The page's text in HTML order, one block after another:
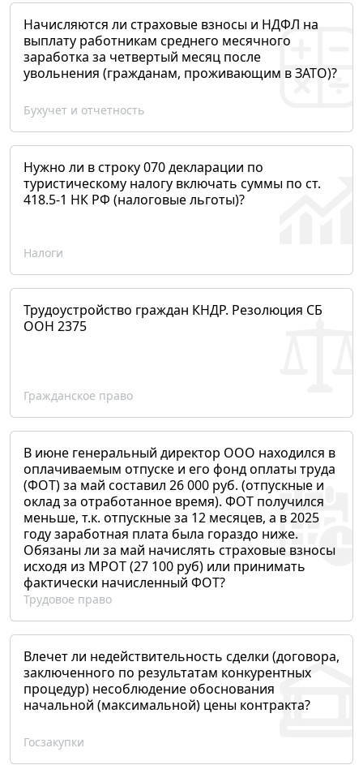
Начисляются ли страховые взносы и НДФЛ на
выплату работникам среднего месячного
заработка за четвертый месяц после
увольнения (гражданам, проживающим в ЗАТО)?
Бухучет и отчетность
Нужно ли в строку 070 декларации по
туристическому налогу включать суммы по ст.
418.5-1 НК РФ (налоговые льготы)?
Налоги
Трудоустройство граждан КНДР. Резолюция СБ
ООН 2375
Гражданское право
В июне генеральный директор ООО находился в
оплачиваемым отпуске и его фонд оплаты труда
(ФОТ) за май составил 26 000 руб. (отпускные и
оклад за отработанное время). ФОТ получился
меньше, т.к. отпускные за 12 месяцев, а в 2025
году заработная плата была гораздо ниже.
Обязаны ли за май начислять страховые взносы
исходя из МРОТ (27 100 руб) или принимать
фактически начисленный ФОТ?
Трудовое право
Влечет ли недействительность сделки (договора,
заключенного по результатам конкурентных
процедур) несоблюдение обоснования
начальной (максимальной) цены контракта?
Госзакупки